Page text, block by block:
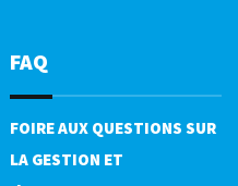
FAQ
FOIRE AUX QUESTIONS SUR
LA GESTION ET